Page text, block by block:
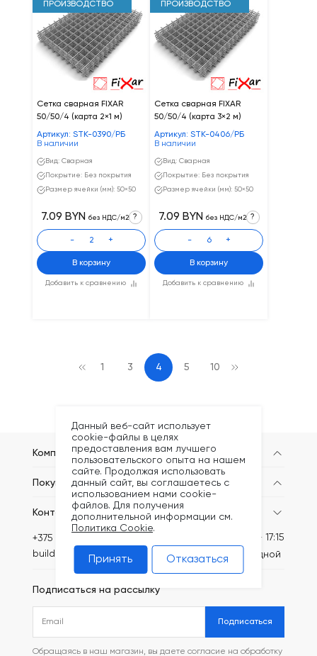
ПРОИЗВОДСТВО
Сетка сварная FIXAR
50/50/4 (карта 2×1 м)
Артикул: STK-0390/РБ
В наличии
Вид: Сварная
Покрытие: Без покрытия
Размер ячейки (мм): 50×50
Добавить к сравнению
7.09 BYN без НДС/м2 ?
- +
В корзину
ПРОИЗВОДСТВО
Сетка сварная FIXAR
50/50/4 (карта 3×2 м)
Артикул: STK-0406/РБ
В наличии
Вид: Сварная
Покрытие: Без покрытия
Размер ячейки (мм): 50×50
Добавить к сравнению
7.09 BYN без НДС/м2 ?
- +
В корзину
1 3 4 5 10
Компания
Покупателям
Контакты
+375 (44) 749-20-73
build@kronex-company.by
Пн-Пт: 8:30 - 17:15
Сб-вс: выходной
Подписаться на рассылку
Подписаться
Обращаясь в наш магазин, вы даете согласие на обработку
Данный веб-сайт использует
cookie-файлы в целях
предоставления вам лучшего
пользовательского опыта на нашем
сайте. Продолжая использовать
данный сайт, вы соглашаетесь с
использованием нами cookie-
файлов. Для получения
дополнительной информации см.
Политика Cookie.
Принять Отказаться